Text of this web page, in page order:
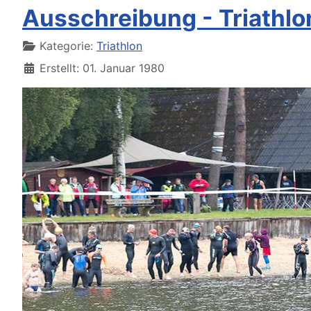
Ausschreibung -
DetailsKategorie: Triathlon
Erstellt: 01. Januar 1980